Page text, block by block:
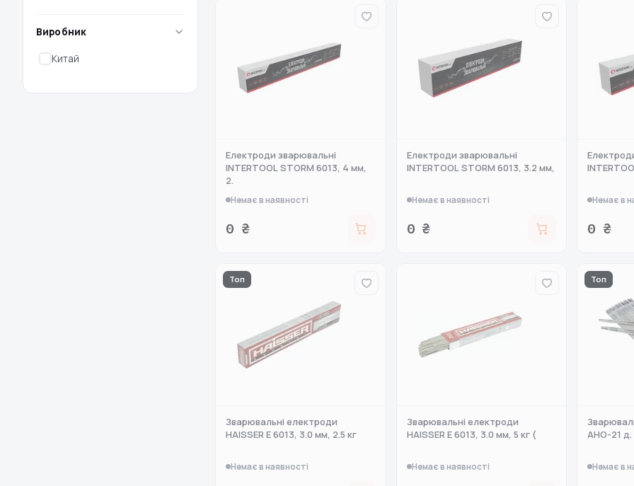
Виробник
Китай
Електроди зварювальні
INTERTOOL STORM 6013, 4 мм,
2.
Немає в наявності
0 ₴
Електроди зварювальні
INTERTOOL STORM 6013, 3.2 мм,
Немає в наявності
0 ₴
Немає в
0 ₴
Топ
Зварювальні електроди
HAISSER E 6013, 3.0 мм, 2.5 кг
Немає в наявності
Зварювальні електроди
HAISSER E 6013, 3.0 мм, 5 кг (
Немає в наявності
Топ
АНО-21 д.
Немає в